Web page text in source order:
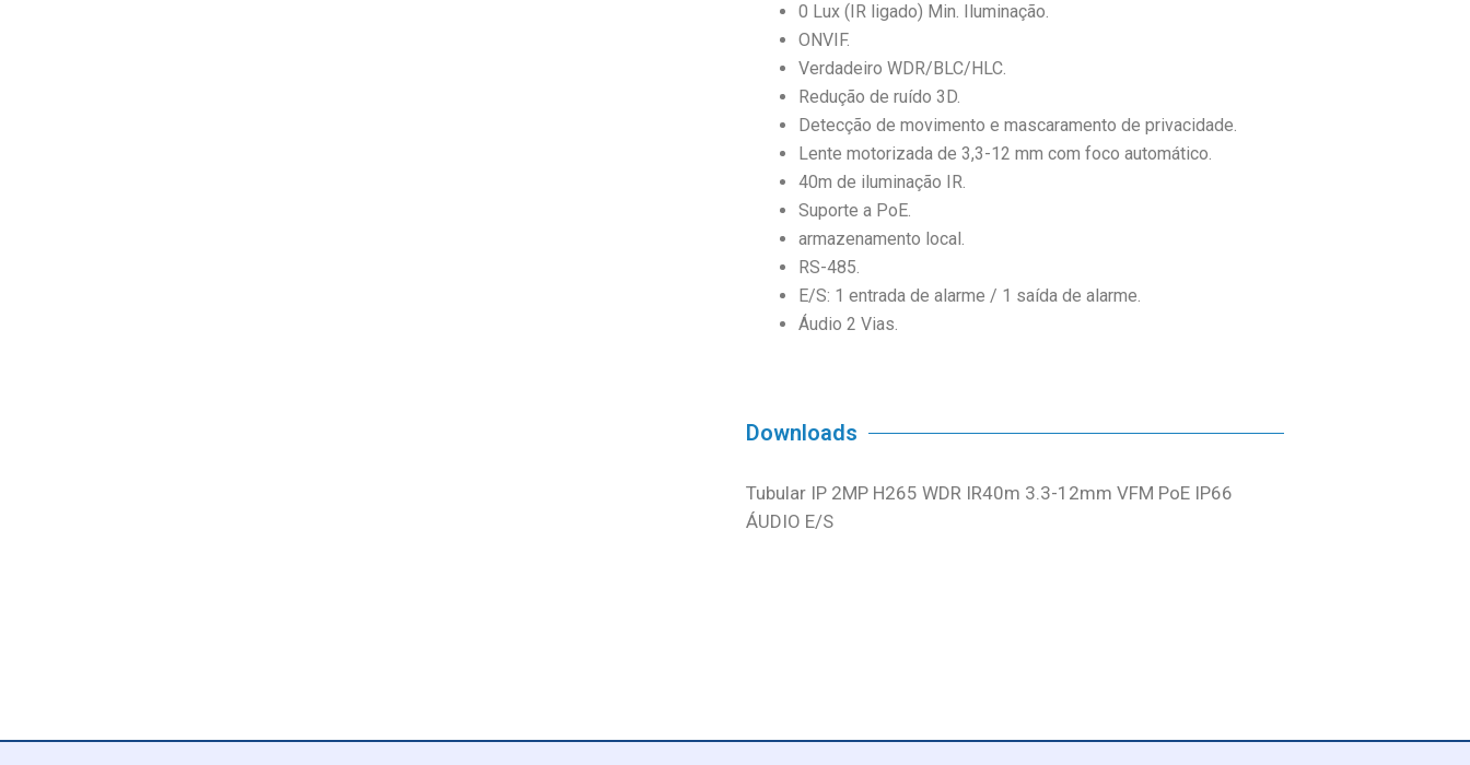
0 Lux (IR ligado) Min. Iluminação.
ONVIF.
Verdadeiro WDR/BLC/HLC.
Redução de ruído 3D.
Detecção de movimento e mascaramento de privacidade.
Lente motorizada de 3,3-12 mm com foco automático.
40m de iluminação IR.
Suporte a PoE.
armazenamento local.
RS-485.
E/S: 1 entrada de alarme / 1 saída de alarme.
Áudio 2 Vias.
Downloads
Tubular IP 2MP H265 WDR IR40m 3.3-12mm VFM PoE IP66
ÁUDIO E/S